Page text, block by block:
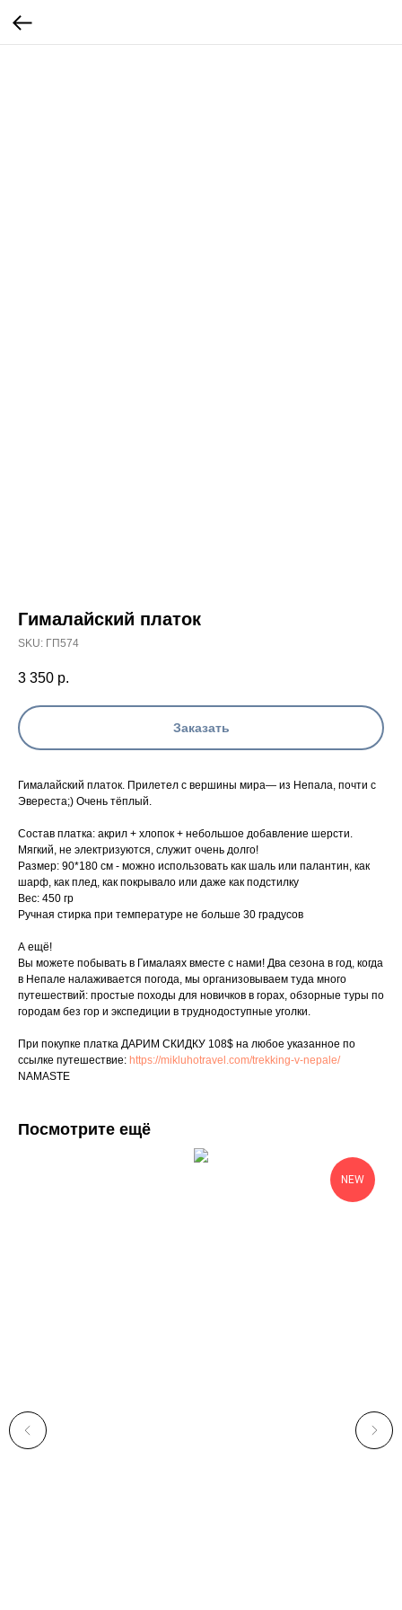
Гималайский платок
SKU: ГП574
3 350 р.
Заказать
Гималайский платок. Прилетел с вершины мира— из Непала, почти с
Эвереста;) Очень тёплый.
Состав платка: акрил + хлопок + небольшое добавление шерсти.
Мягкий, не электризуются, служит очень долго!
Размер: 90*180 см - можно использовать как шаль или палантин, как
шарф, как плед, как покрывало или даже как подстилку
Вес: 450 гр
Ручная стирка при температуре не больше 30 градусов
А ещё!
Вы можете побывать в Гималаях вместе с нами! Два сезона в год, когда
в Непале налаживается погода, мы организовываем туда много
путешествий: простые походы для новичков в горах, обзорные туры по
городам без гор и экспедиции в труднодоступные уголки.
При покупке платка ДАРИМ СКИДКУ 108$ на любое указанное по
ссылке путешествие: https://mikluhotravel.com/trekking-v-nepale/
NAMASTE
Посмотрите ещё
NEW